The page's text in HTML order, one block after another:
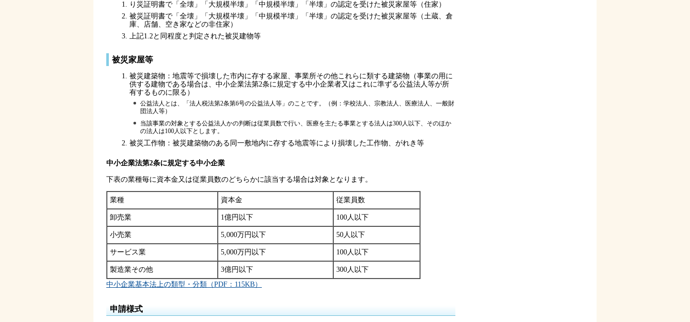
り災証明書で「全壊」「大規模半壊」「中規模半壊」「半壊」の認定を受けた被災家屋等（住家）
被災証明書で「全壊」「大規模半壊」「中規模半壊」「半壊」の認定を受けた被災家屋等（土蔵、倉
庫、店舗、空き家などの非住家）
上記1.2と同程度と判定された被災建物等
被災家屋等
被災建築物：地震等で損壊した市内に存する家屋、事業所その他これらに類する建築物（事業の用に
供する建物である場合は、中小企業法第2条に規定する中小企業者又はこれに準ずる公益法人等が所
有するものに限る）
公益法人とは、「法人税法第2条第6号の公益法人等」のことです。（例：学校法人、宗教法人、医療法人、一般財
団法人等）
当該事業の対象とする公益法人かの判断は従業員数で行い、医療を主たる事業とする法人は300人以下、そのほか
の法人は100人以下とします。
被災工作物：被災建築物のある同一敷地内に存する地震等により損壊した工作物、がれき等
中小企業法第2条に規定する中小企業
下表の業種毎に資本金又は従業員数のどちらかに該当する場合は対象となります。
業種 資本金 従業員数
卸売業 1億円以下 100人以下
小売業 5,000万円以下 50人以下
サービス業 5,000万円以下 100人以下
製造業その他 3億円以下
300人以下
中小企業基本法上の類型・分類（PDF：115KB）
申請様式